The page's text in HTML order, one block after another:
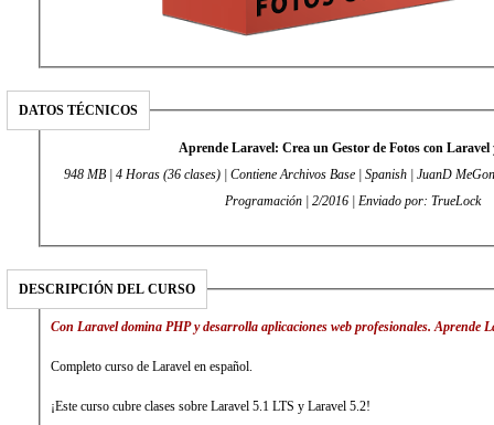
DATOS TÉCNICOS
Aprende Laravel: Crea un Gestor de Fotos con Laravel
948 MB | 4 Horas (36 clases) | Contiene Archivos Base | Spanish | JuanD
Programación | 2/2016 | Enviado por: TrueLock
DESCRIPCIÓN DEL CURSO
Con Laravel domina PHP y desarrolla aplicaciones web profesionales. Aprende
Completo curso de Laravel en español.
¡Este curso cubre clases sobre Laravel 5.1 LTS y Laravel 5.2!